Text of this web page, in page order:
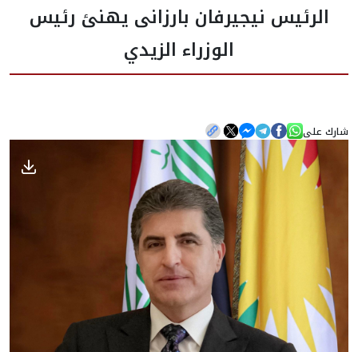
نواب الرئيس
طاقم الرئاسة
المؤسسات
الأخبار
المعرض
الرئيس نيجيرفان بارزانی يهنئ رئيس
الوزراء الزيدي
شارك على